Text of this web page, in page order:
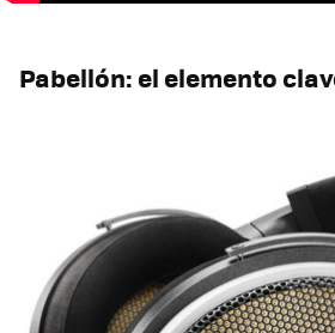
Pabellón: el elemento